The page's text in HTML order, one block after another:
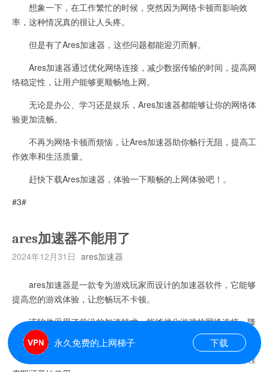
想象一下，在工作繁忙的时候，突然因为网络卡顿而影响效
率，这种情况真的很让人头疼。
但是有了Ares加速器，这些问题都能迎刃而解。
Ares加速器通过优化网络连接，减少数据传输的时间，提高网
络稳定性，让用户能够更顺畅地上网。
无论是办公、学习还是娱乐，Ares加速器都能够让你的网络体
验更加流畅。
不再为网络卡顿而烦恼，让Ares加速器助你畅行无阻，提高工
作效率和生活质量。
赶快下载Ares加速器，体验一下顺畅的上网体验吧！。
#3#
ares加速器不能用了
2024年12月31日 ares加速器
ares加速器是一款专为游戏玩家而设计的加速器软件，它能够
提高您的游戏体验，让您畅玩不卡顿。
该软件采用了前沿的加速技术，能够优化游戏的网络连接，降
低游戏延迟，从而让玩家能够更加流畅地进行游戏。
ares加速器的操作非常简单，只需安装该软件后，打开应用程
永久免费的上网梯子 下载